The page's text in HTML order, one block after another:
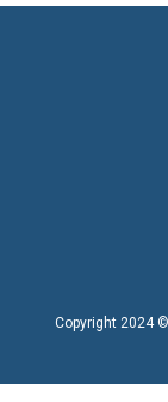
Copyright 2024